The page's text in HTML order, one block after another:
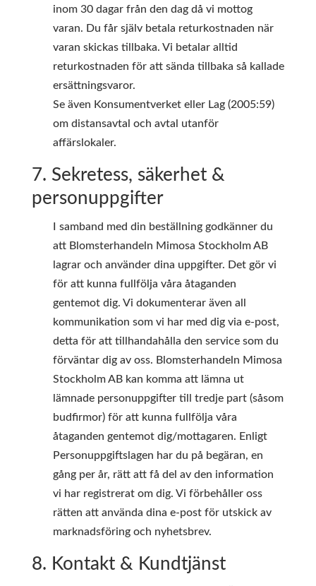
inom 30 dagar från den dag då vi mottog
varan. Du får själv betala returkostnaden när
varan skickas tillbaka. Vi betalar alltid
returkostnaden för att sända tillbaka så kallade
ersättningsvaror.
Se även Konsumentverket eller Lag (2005:59)
om distansavtal och avtal utanför
affärslokaler.
7. Sekretess, säkerhet &
personuppgifter
I samband med din beställning godkänner du
att Blomsterhandeln Mimosa Stockholm AB
lagrar och använder dina uppgifter. Det gör vi
för att kunna fullfölja våra åtaganden
gentemot dig. Vi dokumenterar även all
kommunikation som vi har med dig via e-post,
detta för att tillhandahålla den service som du
förväntar dig av oss. Blomsterhandeln Mimosa
Stockholm AB kan komma att lämna ut
lämnade personuppgifter till tredje part (såsom
budfirmor) för att kunna fullfölja våra
åtaganden gentemot dig/mottagaren. Enligt
Personuppgiftslagen har du på begäran, en
gång per år, rätt att få del av den information
vi har registrerat om dig. Vi förbehåller oss
rätten att använda dina e-post för utskick av
marknadsföring och nyhetsbrev.
8. Kontakt & Kundtjänst